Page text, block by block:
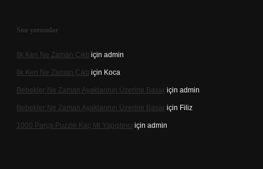
Son yorumlar
Ilk Ken Ne Zaman Çıktı için admin
Ilk Ken Ne Zaman Çıktı için Koca
Bebekler Ne Zaman Ayaklarının Üzerine Basar için admin
Bebekler Ne Zaman Ayaklarının Üzerine Basar için Filiz
1000 Parça Puzzle Kaç Ml Yapıştırıcı için admin